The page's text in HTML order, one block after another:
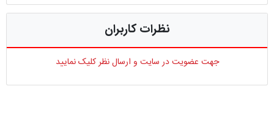
نظرات کاربران
جهت عضویت در سایت و ارسال نظر کلیک نمایید